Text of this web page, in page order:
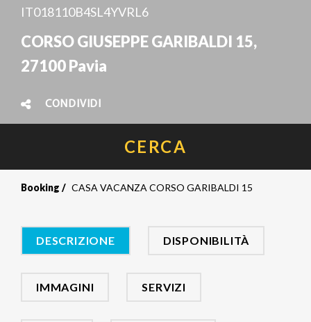
IT018110B4SL4YVRL6
CORSO GIUSEPPE GARIBALDI 15,
27100 Pavia
CONDIVIDI
CERCA
Booking CASA VACANZA CORSO GARIBALDI 15
DESCRIZIONE DISPONIBILITÀ
IMMAGINI SERVIZI